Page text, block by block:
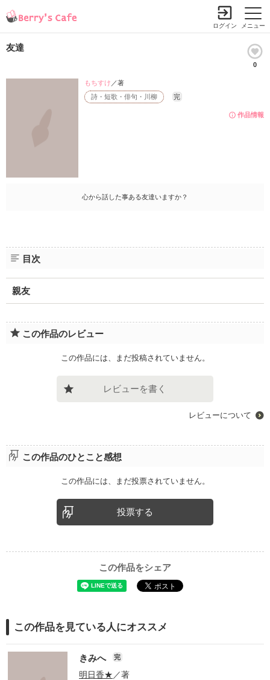
メニュー
ログイン
友達
0
作品情報
詩・短歌・俳句・川柳 完
もちすけ ／著
心から話した事ある友達いますか？
目次
親友
この作品のレビュー
この作品には、まだ投稿されていません。
レビューを書く
レビューについて
この作品のひとこと感想
この作品には、まだ投票されていません。
投票する
この作品をシェア
この作品を見ている人にオススメ
きみへ 完
明日香★ ／著